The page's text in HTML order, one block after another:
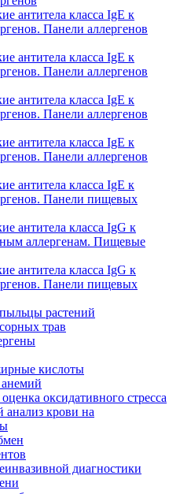
антитела класса IgE к
Панели аллергенов
антитела класса IgE к
Панели аллергенов
антитела класса IgE к
Панели аллергенов
антитела класса IgE к
Панели аллергенов
антитела класса IgE к
Панели пищевых
антитела класса IgG к
аллергенам. Пищевые
антитела класса IgG к
Панели пищевых
растений
трав
кислоты
оксидативного стресса
крови на
диагностики